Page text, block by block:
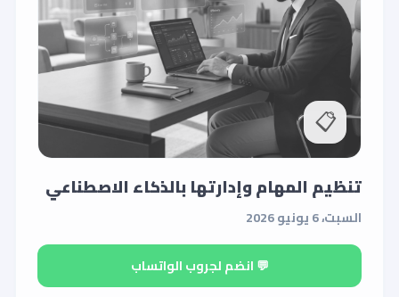
📋
تنظيم المهام وإدارتها بالذكاء الاصطناعي
السبت، 6 يونيو 2026
💬 انضم لجروب الواتساب